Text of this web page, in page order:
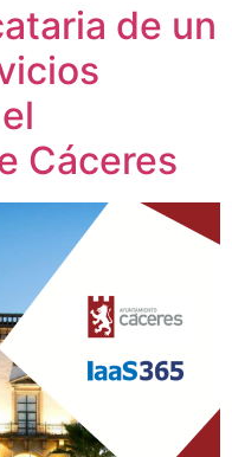
de un
Cáceres